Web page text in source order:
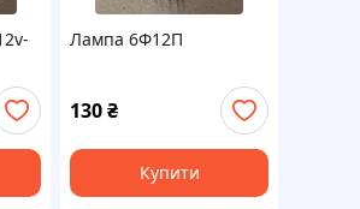
Лампа 6Ф12П
130₴
Купити